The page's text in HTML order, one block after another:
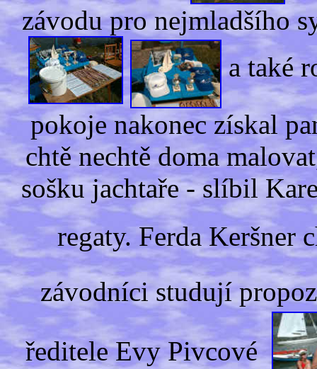
závodu pro nejmladšího
a také
pokoje nakonec získal
chtě nechtě doma
sošku jachtaře - slíbil
regaty. Ferda Keršner
závodníci studují
ředitele Evy Pivcové